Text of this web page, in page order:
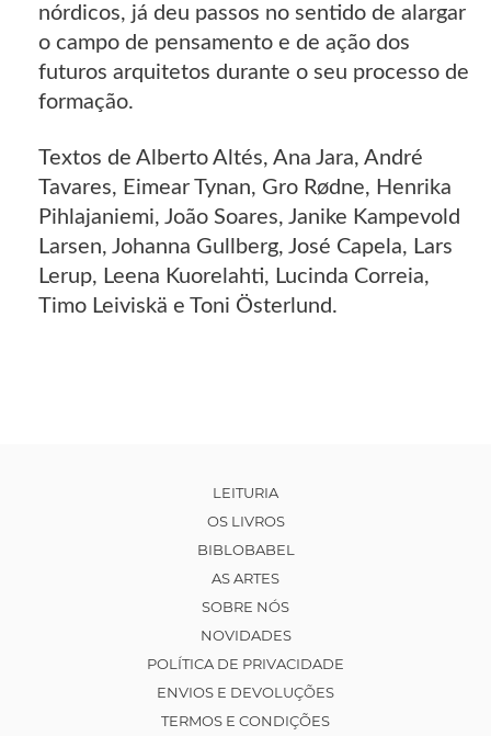
nórdicos, já deu passos no sentido de alargar
o campo de pensamento e de ação dos
futuros arquitetos durante o seu processo de
formação.
Textos de Alberto Altés, Ana Jara, André
Tavares, Eimear Tynan, Gro Rødne, Henrika
Pihlajaniemi, João Soares, Janike Kampevold
Larsen, Johanna Gullberg, José Capela, Lars
Lerup, Leena Kuorelahti, Lucinda Correia,
Timo Leiviskä e Toni Österlund.
LEITURIA
OS LIVROS
BIBLOBABEL
AS ARTES
SOBRE NÓS
NOVIDADES
POLÍTICA DE PRIVACIDADE
ENVIOS E DEVOLUÇÕES
TERMOS E CONDIÇÕES